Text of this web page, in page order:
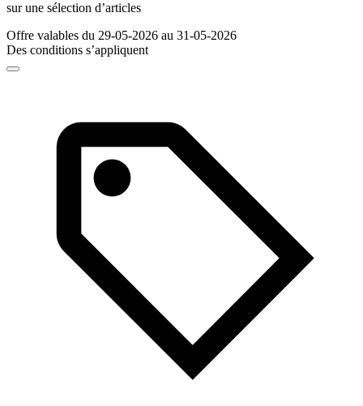
sur une sélection d’articles
Offre valables du 29-05-2026 au 31-05-2026
Des conditions s’appliquent